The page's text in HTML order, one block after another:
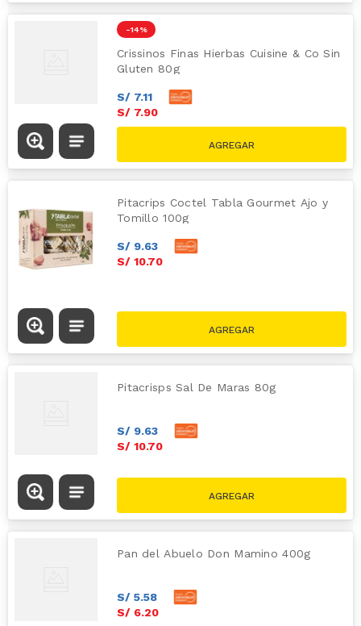
-14 %
Crissinos Finas Hierbas Cuisine & Co Sin
Gluten 80g
S/ 7.11
S/ 7.90
S/9.20
Pitacrips Coctel Tabla Gourmet Ajo y
Tomillo 100g
S/ 9.63
S/ 10.70
Pitacrisps Sal De Maras 80g
S/ 9.63
S/ 10.70
Pan del Abuelo Don Mamino 400g
S/ 5.58
S/ 6.20